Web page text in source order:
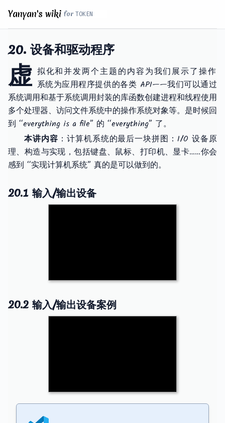
Yanyan's wiki for
20. 设备和驱动程序
虚 拟化和并发两个主题的内容为我们展示了操作
系统为应用程序提供的各类 API——我们可以通过
系统调用和基于系统调用封装的库函数创建进程和线程使用
多个处理器、访问文件系统中的操作系统对象等。是时候回
到 “everything is a file” 的 “everything” 了。
本讲内容 ：计算机系统的最后一块拼图：I/O 设备原
理、构造与实现，包括键盘、鼠标、打印机、显卡……你会
感到 “实现计算机系统” 真的是可以做到的。
20.1 输入/输出设备
20.2 输入/输出设备案例